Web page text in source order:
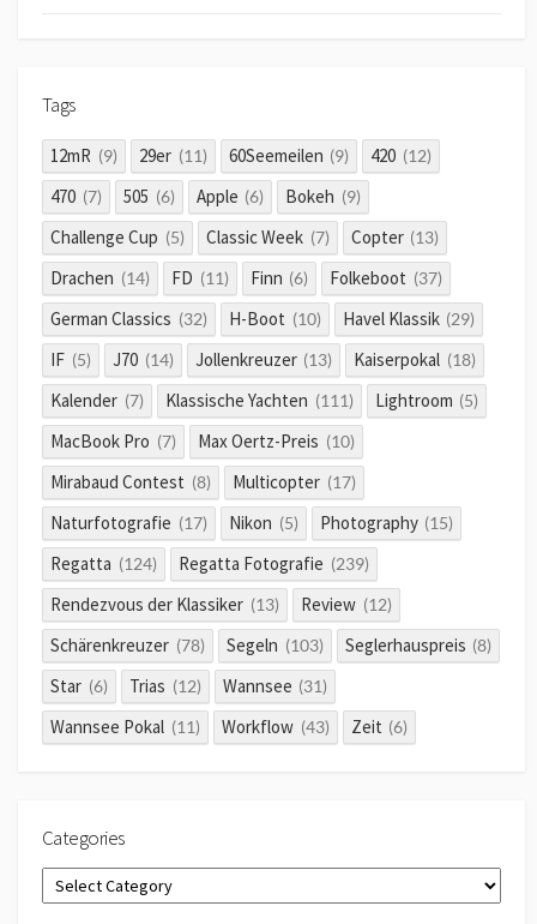
Tags
12mR (9) 29er (11) 60Seemeilen (9) 420 (12)
470 (7) 505 (6) Apple (6) Bokeh (9)
Challenge Cup (5) Classic Week (7) Copter (13)
Drachen (14) FD (11) Finn (6) Folkeboot (37)
German Classics (32) H-Boot (10) Havel Klassik (29)
IF (5) J70 (14) Jollenkreuzer (13) Kaiserpokal (18)
Kalender (7) Klassische Yachten (111) Lightroom (5)
MacBook Pro (7) Max Oertz-Preis (10)
Mirabaud Contest (8) Multicopter (17)
Naturfotografie (17) Nikon (5) Photography (15)
Regatta (124) Regatta Fotografie (239)
Rendezvous der Klassiker (13) Review (12)
Schärenkreuzer (78) Segeln (103) Seglerhauspreis (8)
Star (6) Trias (12) Wannsee (31)
Wannsee Pokal (11) Workflow (43) Zeit (6)
Categories
Categories